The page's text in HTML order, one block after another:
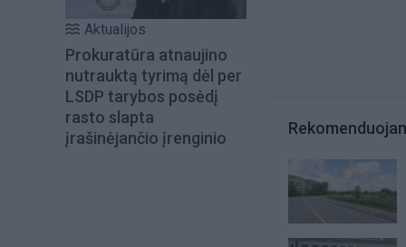
Aktualijos
Prokuratūra atnaujino
nutrauktą tyrimą dėl per
LSDP tarybos posėdį
rasto slapta
įrašinėjančio įrenginio